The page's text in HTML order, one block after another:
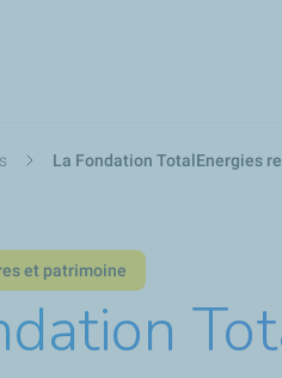
La Fondation TotalEnergies
et patrimoine